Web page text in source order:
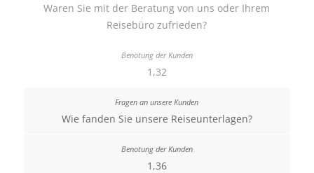
Waren Sie mit der Beratung von uns oder Ihrem
Reisebüro zufrieden?
1,32
Wie fanden Sie unsere Reiseunterlagen?
1,36